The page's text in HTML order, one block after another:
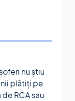
nu știu
plătiți pe
RCA sau